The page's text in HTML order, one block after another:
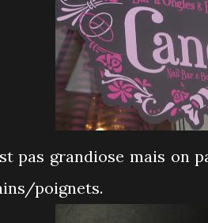
pas grandiose mais on
poignets.